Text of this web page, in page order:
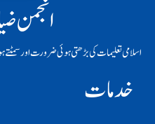
انجمن
اسلامی تعلیمات کی بڑھتی ہوئی ضرورت اور
خدمات